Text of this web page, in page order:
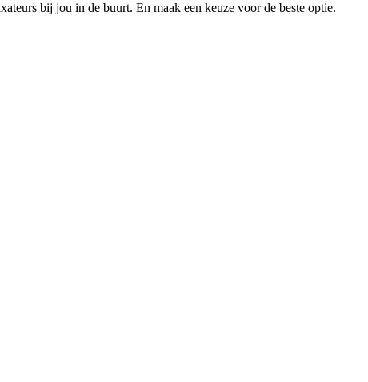
bij jou in de buurt. En maak een keuze voor de beste optie.